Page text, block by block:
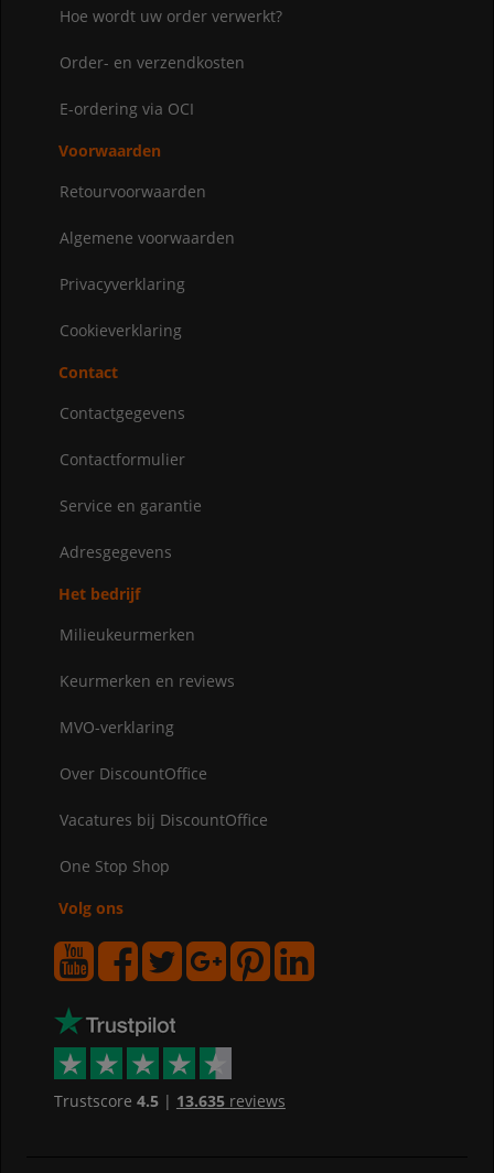
Hoe wordt uw order verwerkt?
Order- en verzendkosten
E-ordering via OCI
Voorwaarden
Retourvoorwaarden
Algemene voorwaarden
Privacyverklaring
Cookieverklaring
Contact
Contactgegevens
Contactformulier
Service en garantie
Adresgegevens
Het bedrijf
Milieukeurmerken
Keurmerken en reviews
MVO-verklaring
Over DiscountOffice
Vacatures bij DiscountOffice
One Stop Shop
Volg ons
Trustscore 4.5| 13.635reviews